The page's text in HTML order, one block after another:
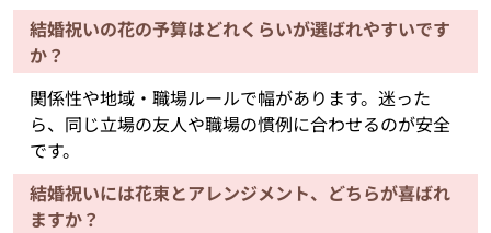
結婚祝いの花の予算はどれくらいが選ばれやすいです
か？
関係性や地域・職場ルールで幅があります。迷った
ら、同じ立場の友人や職場の慣例に合わせるのが安全
です。
結婚祝いには花束とアレンジメント、どちらが喜ばれ
ますか？